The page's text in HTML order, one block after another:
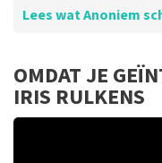
Lees wat Anoniem
Beoordeling van
Slecht
OMDAT JE
IRIS RULKENS